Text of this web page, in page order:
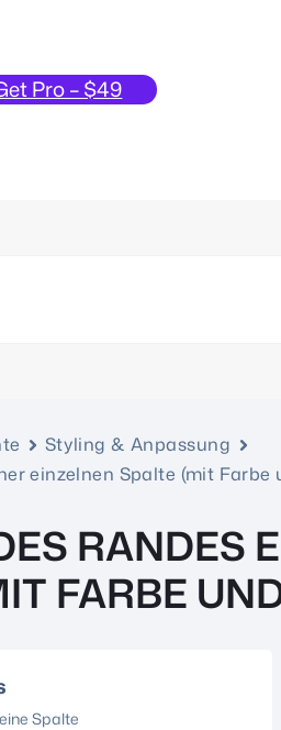
Pro – $49
Styling & Anpassung
einzelnen Spalte (mit Farbe
RANDES
FARBE
Spalte